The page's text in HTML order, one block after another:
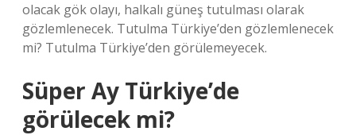
olacak gök olayı, halkalı güneş tutulması olarak
gözlemlenecek. Tutulma Türkiye’den gözlemlenecek
mi? Tutulma Türkiye’den görülemeyecek.
Süper Ay Türkiye’de
görülecek mi?